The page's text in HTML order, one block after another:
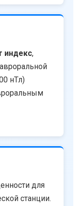
индекс,
нТл)
для
станции.